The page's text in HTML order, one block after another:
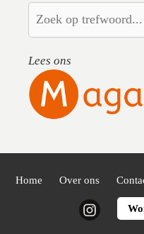
Lees ons
Home Over ons
Instagram